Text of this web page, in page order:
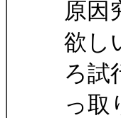
原因
欲し
ろ試
っ取